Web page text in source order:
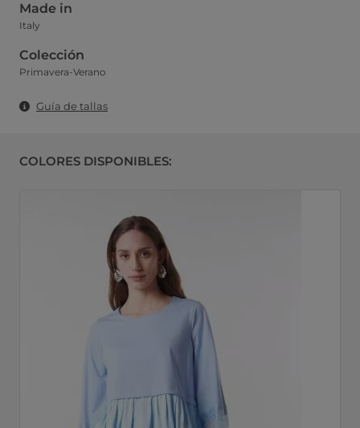
Made in
Italy
Colección
Primavera-Verano
Guía de tallas
COLORES DISPONIBLES: